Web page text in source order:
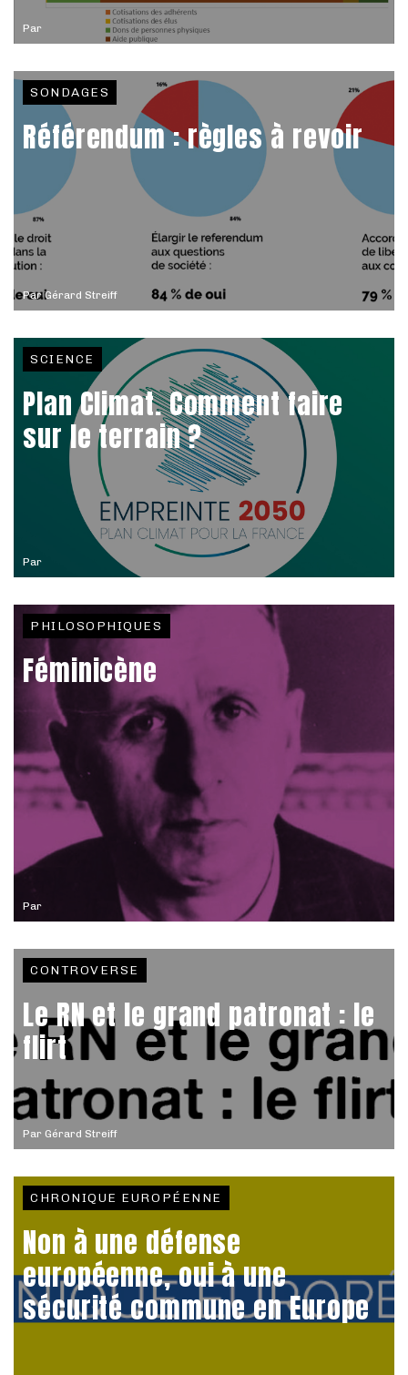
Par
ParGérard Streiff
SONDAGES
Référendum : règles à revoir
Par
SCIENCE
Plan Climat. Comment faire
sur le terrain ?
Par
PHILOSOPHIQUES
Féminicène
Par Gérard Streiff
CONTROVERSE
Le RN et le grand patronat : le
flirt
CHRONIQUE EUROPÉENNE
Non à une défense
européenne, oui à une
sécurité commune en Europe